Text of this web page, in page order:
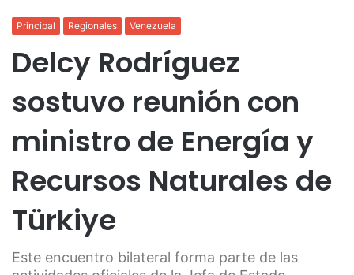
Principal Regionales Venezuela
Delcy Rodríguez
sostuvo reunión con
ministro de Energía y
Recursos Naturales de
Türkiye
‎Este encuentro bilateral forma parte de las